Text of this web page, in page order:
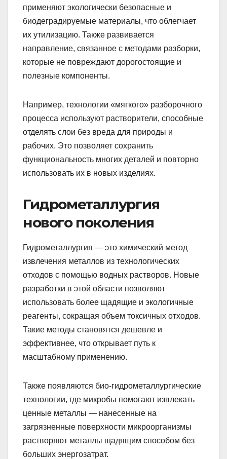
применяют экологически безопасные и
биодеградируемые материалы, что облегчает
их утилизацию. Также развивается
направление, связанное с методами разборки,
которые не повреждают дорогостоящие и
полезные компоненты.
Например, технологии «мягкого» разборочного
процесса используют растворители, способные
отделять слои без вреда для природы и
рабочих. Это позволяет сохранить
функциональность многих деталей и повторно
использовать их в новых изделиях.
Гидрометаллургия
нового поколения
Гидрометаллургия — это химический метод
извлечения металлов из технологических
отходов с помощью водных растворов. Новые
разработки в этой области позволяют
использовать более щадящие и экологичные
реагенты, сокращая объем токсичных отходов.
Такие методы становятся дешевле и
эффективнее, что открывает путь к
масштабному применению.
Также появляются био-гидрометаллургические
технологии, где микробы помогают извлекать
ценные металлы — нанесенные на
загрязненные поверхности микроорганизмы
растворяют металлы щадящим способом без
больших энергозатрат.